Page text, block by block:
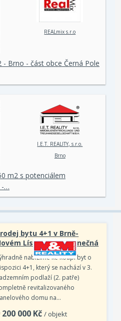
REALmix s.r.o
Brno - část obce Černá Pole
I.E.T. REALITY, s.r.o.
Brno
m2 s potenciálem
-…
bytu 4+1 v Brně-
Lískovci, ul. Slunečná
nabízíme ke koupi byt o
4+1, který se nachází v 3.
podlaží (2. patře)
revitalizovaného
domu na…
200 000 Kč / objekt